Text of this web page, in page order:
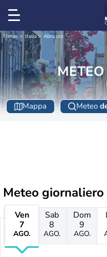
Meteo Italia Abruzzo
Mappa Meteo
Meteo giornaliero
Ven
7
AGO.
Sab
8
AGO.
Dom
9
AGO.